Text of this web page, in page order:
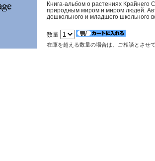
Книга-альбом о растениях
природным миром и миром людей.
дошкольного и младшего школьного
数量
在庫を超える数量の場合は、ご相談とさせ